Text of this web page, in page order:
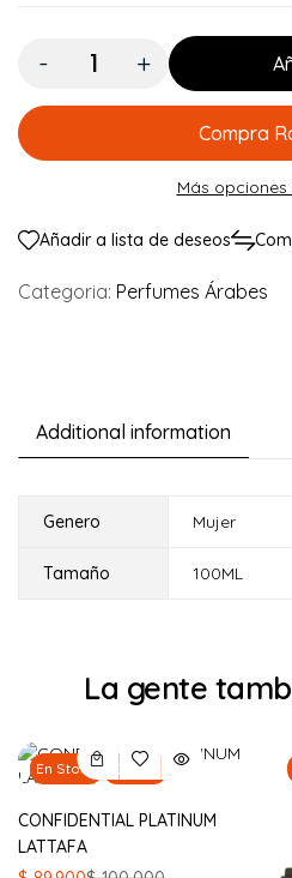
Cantidad:
Compra
Más
Añadir a lista de deseos
Categoria: Perfumes Árabes
Additional information
Genero Mujer
Tamaño 100ML
La gente
En Stock 10% Off
CONFIDENTIAL PLATINUM
LATTAFA